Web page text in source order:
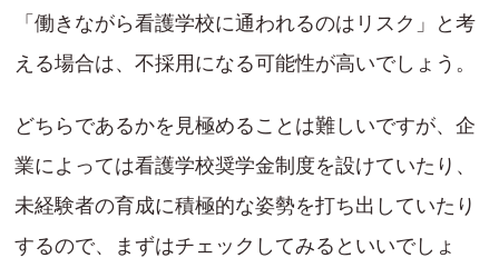
「働きながら看護学校に通われるのはリスク」と考
える場合は、不採用になる可能性が高いでしょう。
どちらであるかを見極めることは難しいですが、企
業によっては看護学校奨学金制度を設けていたり、
未経験者の育成に積極的な姿勢を打ち出していたり
するので、まずはチェックしてみるといいでしょ